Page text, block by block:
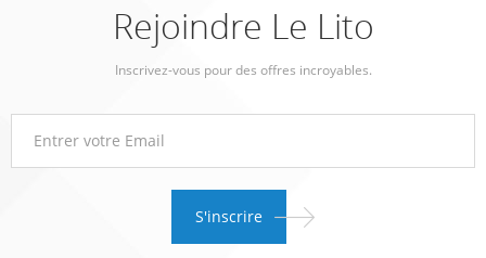
Rejoindre Le Lito
Inscrivez-vous pour des offres incroyables.